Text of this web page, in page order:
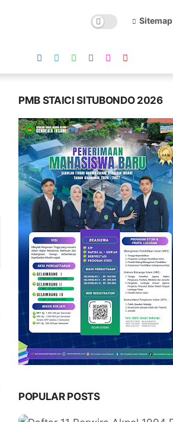
Sitemap
PMB STAICI SITUBONDO 2026
POPULAR POSTS